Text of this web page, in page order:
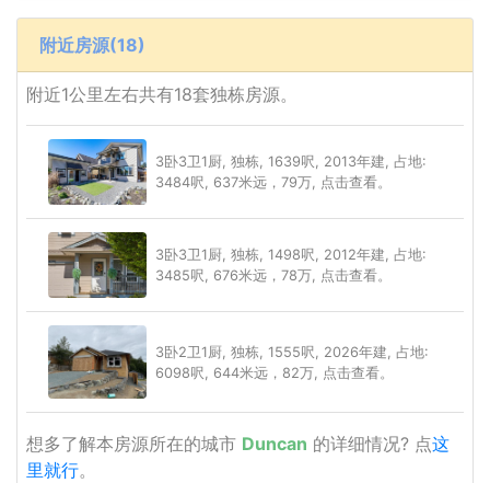
附近房源(18)
附近1公里左右共有18套独栋房源。
3卧3卫1厨, 独栋, 1639呎, 2013年建, 占地:
3484呎, 637米远，79万, 点击查看。
3卧3卫1厨, 独栋, 1498呎, 2012年建, 占地:
3485呎, 676米远，78万, 点击查看。
3卧2卫1厨, 独栋, 1555呎, 2026年建, 占地:
6098呎, 644米远，82万, 点击查看。
想多了解本房源所在的城市 Duncan 的详细情况? 点这
里就行。